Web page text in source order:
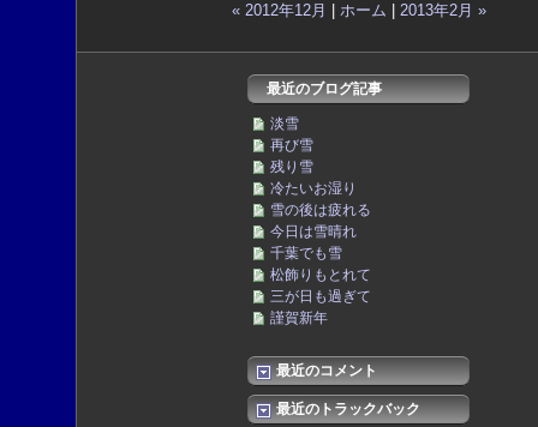
« 2012年12月 ホーム 2013年2月 »
最近のブログ記事
淡雪
再び雪
残り雪
冷たいお湿り
雪の後は疲れる
今日は雪晴れ
千葉でも雪
松飾りもとれて
三が日も過ぎて
謹賀新年
最近のコメント
最近のトラックバック